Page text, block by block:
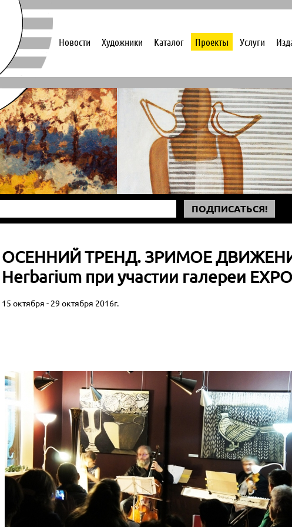
Новости Художники Каталог Проекты Услуги
ПОДПИСАТЬСЯ!
ОСЕННИЙ ТРЕНД. ЗРИМОЕ
Herbarium при участии галереи
15 октября - 29 октября 2016г.